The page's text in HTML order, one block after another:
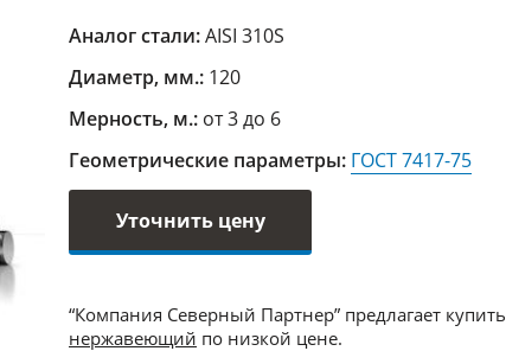
Аналог стали:AISI 310S
Диаметр, мм.: 120
Мерность, м.: от 3 до 6
Геометрические параметры: ГОСТ 7417-75
Уточнить цену
“Компания Северный Партнер” предлагает купить
нержавеющий по низкой цене.